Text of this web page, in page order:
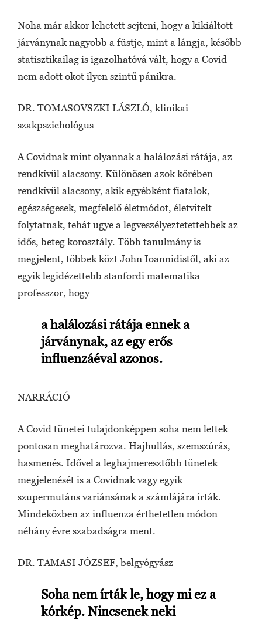
Noha már akkor lehetett sejteni, hogy a kikiáltott
járványnak nagyobb a füstje, mint a lángja, később
statisztikailag is igazolhatóvá vált, hogy a Covid
nem adott okot ilyen szintű pánikra.
DR. TOMASOVSZKI LÁSZLÓ, klinikai
szakpszichológus
A Covidnak mint olyannak a halálozási rátája, az
rendkívül alacsony. Különösen azok körében
rendkívül alacsony, akik egyébként fiatalok,
egészségesek, megfelelő életmódot, életvitelt
folytatnak, tehát ugye a legveszélyeztetettebbek az
idős, beteg korosztály. Több tanulmány is
megjelent, többek közt John Ioannidistől, aki az
egyik legidézettebb stanfordi matematika
professzor, hogy
a halálozási rátája ennek a
járványnak, az egy erős
influenzáéval azonos.
NARRÁCIÓ
A Covid tünetei tulajdonképpen soha nem lettek
pontosan meghatározva. Hajhullás, szemszúrás,
hasmenés. Idővel a leghajmeresztőbb tünetek
megjelenését is a Covidnak vagy egyik
szupermutáns variánsának a számlájára írták.
Mindeközben az influenza érthetetlen módon
néhány évre szabadságra ment.
DR. TAMASI JÓZSEF, belgyógyász
Soha nem írták le, hogy mi ez a
kórkép. Nincsenek neki